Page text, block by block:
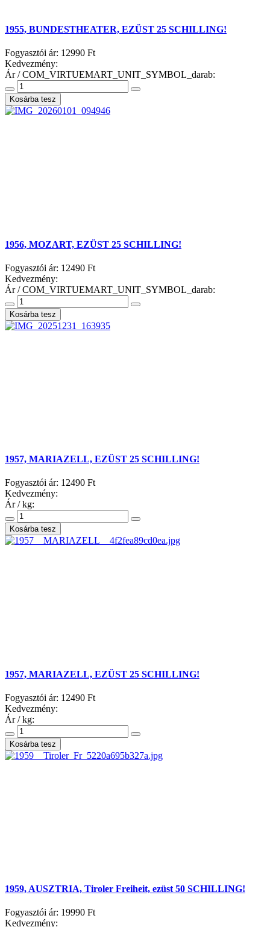
1955, BUNDESTHEATER, EZÜST 25 SCHILLING!
Fogyasztói ár: 12990 Ft
Kedvezmény:
Ár / COM_VIRTUEMART_UNIT_SYMBOL_darab:
1956, MOZART, EZÜST 25 SCHILLING!
Fogyasztói ár: 12490 Ft
Kedvezmény:
Ár / COM_VIRTUEMART_UNIT_SYMBOL_darab:
1957, MARIAZELL, EZÜST 25 SCHILLING!
Fogyasztói ár: 12490 Ft
Kedvezmény:
Ár / kg:
1957, MARIAZELL, EZÜST 25 SCHILLING!
Fogyasztói ár: 12490 Ft
Kedvezmény:
Ár / kg:
1959, AUSZTRIA, Tiroler Freiheit, ezüst 50 SCHILLING!
Fogyasztói ár: 19990 Ft
Kedvezmény: